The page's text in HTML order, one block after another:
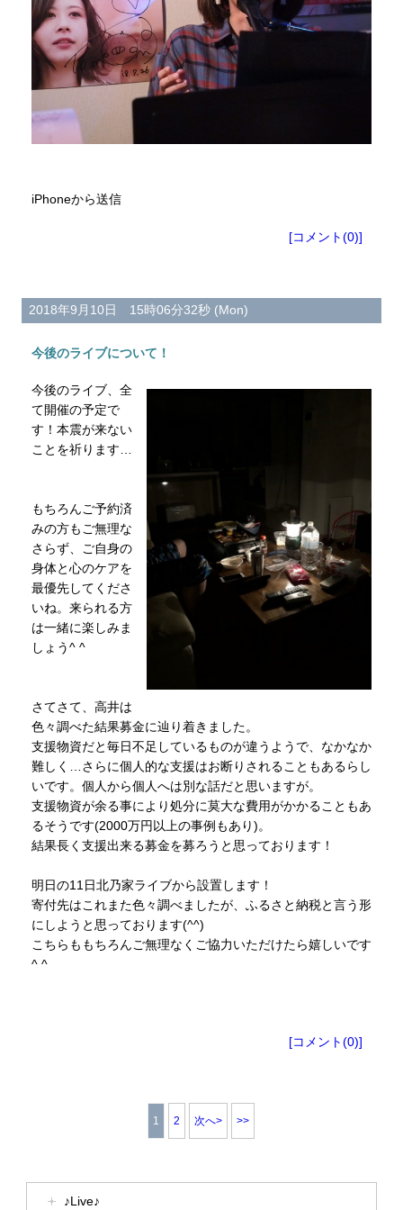
iPhoneから送信
[コメント(0)]
2018年9月10日 15時06分32秒 (Mon)
今後のライブについて！
今後のライブ、全
て開催の予定で
す！本震が来ない
ことを祈ります…
もちろんご予約済
みの方もご無理な
さらず、ご自身の
身体と心のケアを
最優先してくださ
いね。来られる方
は一緒に楽しみま
しょう^ ^
さてさて、高井は
色々調べた結果募金に辿り着きました。
支援物資だと毎日不足しているものが違うようで、なかなか
難しく…さらに個人的な支援はお断りされることもあるらし
いです。個人から個人へは別な話だと思いますが。
支援物資が余る事により処分に莫大な費用がかかることもあ
るそうです(2000万円以上の事例もあり)。
結果長く支援出来る募金を募ろうと思っております！
明日の11日北乃家ライブから設置します！
寄付先はこれまた色々調べましたが、ふるさと納税と言う形
にしようと思っております(^^)
こちらももちろんご無理なくご協力いただけたら嬉しいです
^ ^
[コメント(0)]
1 2 次へ> >>
♪Live♪